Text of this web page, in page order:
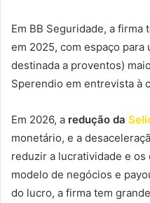
Em BB Seguridade, a
em 2025, com espaço para
destinada a proventos)
Sperendio em entrevista à
Em 2026, a redução da
monetário, e a
reduzir a lucratividade e os
modelo de negócios e
do lucro, a firma tem